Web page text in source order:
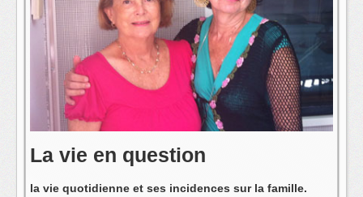
La radio
L'équipe
La vie en question
la vie quotidienne et ses incidences sur la famille.